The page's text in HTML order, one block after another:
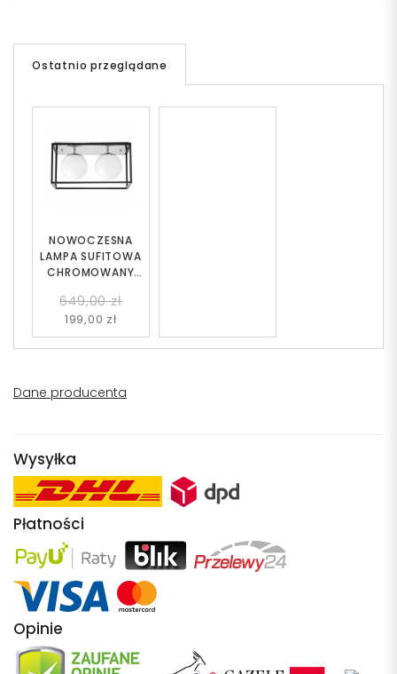
Ostatnio przeglądane
NOWOCZESNA
LAMPA SUFITOWA
CHROMOWANY
649,00 zł
199,00 zł
Dane producenta
Wysyłka
Płatności
Opinie